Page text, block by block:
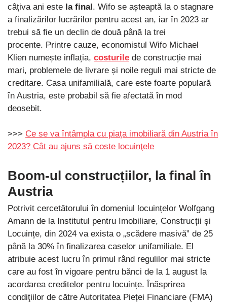
câțiva ani este la final. Wifo se așteaptă la o stagnare
a finalizărilor lucrărilor pentru acest an, iar în 2023 ar
trebui să fie un declin de două până la trei
procente. Printre cauze, economistul Wifo Michael
Klien numește inflația, costurile de construcție mai
mari, problemele de livrare și noile reguli mai stricte de
creditare. Casa unifamilială, care este foarte populară
în Austria, este probabil să fie afectată în mod
deosebit.
>>> Ce se va întâmpla cu piața imobiliară din Austria în
2023? Cât au ajuns să coste locuinţele
Boom-ul construcțiilor, la final în
Austria
Potrivit cercetătorului în domeniul locuințelor Wolfgang
Amann de la Institutul pentru Imobiliare, Construcții și
Locuințe, din 2024 va exista o „scădere masivă” de 25
până la 30% în finalizarea caselor unifamiliale. El
atribuie acest lucru în primul rând regulilor mai stricte
care au fost în vigoare pentru bănci de la 1 august la
acordarea creditelor pentru locuințe. Înăsprirea
condiţiilor de către Autoritatea Pieței Financiare (FMA)